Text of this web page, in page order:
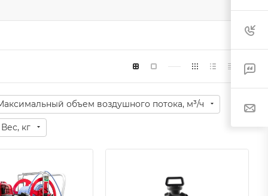
объем воздушного потока, м³/ч
Вес, кг
Модель
TELESCOPIC 8